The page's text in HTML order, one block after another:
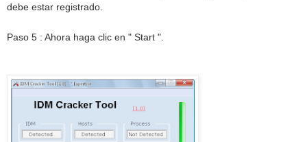
debe estar registrado.
Paso 5 : Ahora haga clic en " Start ".